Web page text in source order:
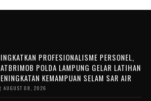
PROFESIONALISME PERSONEL,
POLDA LAMPUNG GELAR LATIHAN
KEMAMPUAN SELAM SAR AIR
AUGUST 08, 2026